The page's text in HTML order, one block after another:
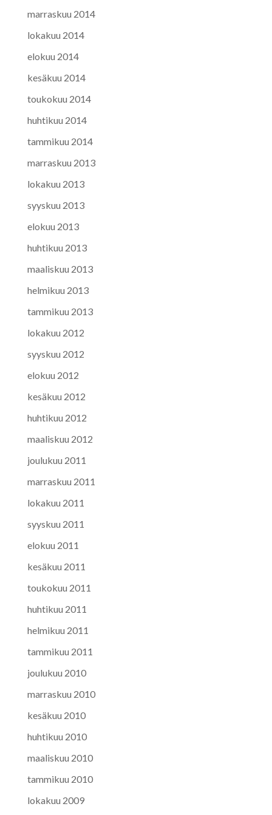
marraskuu 2014
lokakuu 2014
elokuu 2014
kesäkuu 2014
toukokuu 2014
huhtikuu 2014
tammikuu 2014
marraskuu 2013
lokakuu 2013
syyskuu 2013
elokuu 2013
huhtikuu 2013
maaliskuu 2013
helmikuu 2013
tammikuu 2013
lokakuu 2012
syyskuu 2012
elokuu 2012
kesäkuu 2012
huhtikuu 2012
maaliskuu 2012
joulukuu 2011
marraskuu 2011
lokakuu 2011
syyskuu 2011
elokuu 2011
kesäkuu 2011
toukokuu 2011
huhtikuu 2011
helmikuu 2011
tammikuu 2011
joulukuu 2010
marraskuu 2010
kesäkuu 2010
huhtikuu 2010
maaliskuu 2010
tammikuu 2010
lokakuu 2009